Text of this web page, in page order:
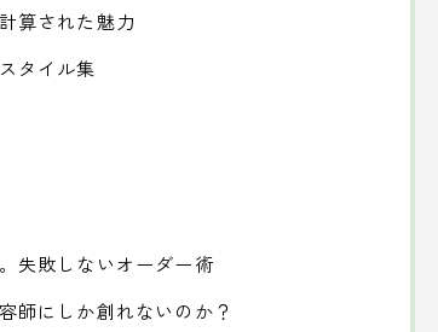
算された魅力
タイル集
失敗しないオーダー術
師にしか創れないのか？